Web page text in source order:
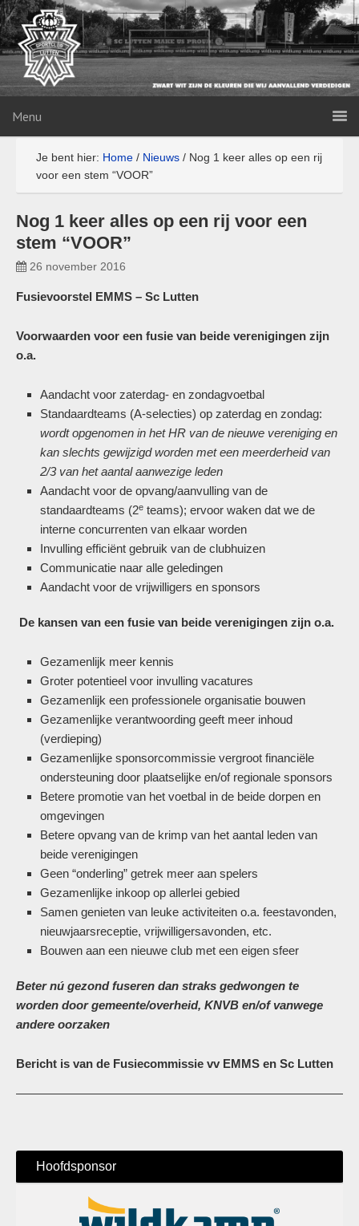
Menu
Je bent hier: Home / Nieuws / Nog 1 keer alles op een rij
voor een stem “VOOR”
Nog 1 keer alles op een rij voor een
stem “VOOR”
26 november 2016
Fusievoorstel EMMS – Sc Lutten
Voorwaarden voor een fusie van beide verenigingen zijn
o.a.
Aandacht voor zaterdag- en zondagvoetbal
Standaardteams (A-selecties) op zaterdag en zondag:
wordt opgenomen in het HR van de nieuwe vereniging en
kan slechts gewijzigd worden met een meerderheid van
2/3 van het aantal aanwezige leden
Aandacht voor de opvang/aanvulling van de
standaardteams (2e teams); ervoor waken dat we de
interne concurrenten van elkaar worden
Invulling efficiënt gebruik van de clubhuizen
Communicatie naar alle geledingen
Aandacht voor de vrijwilligers en sponsors
De kansen van een fusie van beide verenigingen zijn o.a.
Gezamenlijk meer kennis
Groter potentieel voor invulling vacatures
Gezamenlijk een professionele organisatie bouwen
Gezamenlijke verantwoording geeft meer inhoud
(verdieping)
Gezamenlijke sponsorcommissie vergroot financiële
ondersteuning door plaatselijke en/of regionale sponsors
Betere promotie van het voetbal in de beide dorpen en
omgevingen
Betere opvang van de krimp van het aantal leden van
beide verenigingen
Geen “onderling” getrek meer aan spelers
Gezamenlijke inkoop op allerlei gebied
Samen genieten van leuke activiteiten o.a. feestavonden,
nieuwjaarsreceptie, vrijwilligersavonden, etc.
Bouwen aan een nieuwe club met een eigen sfeer
Beter nú gezond fuseren dan straks gedwongen te
worden door gemeente/overheid, KNVB en/of vanwege
andere oorzaken
Bericht is van de Fusiecommissie vv EMMS en Sc Lutten
Hoofdsponsor